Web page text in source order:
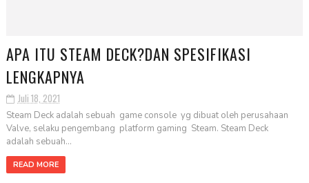
APA ITU STEAM DECK?DAN SPESIFIKASI
LENGKAPNYA
Juli 18, 2021
Steam Deck adalah sebuah game console yg dibuat oleh perusahaan
Valve, selaku pengembang platform gaming Steam. Steam Deck
adalah sebuah...
READ MORE